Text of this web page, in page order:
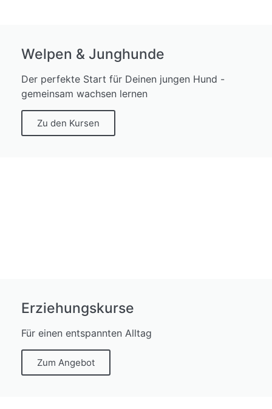
Welpen & Junghunde
Der perfekte Start für Deinen jungen Hund -
gemeinsam wachsen lernen
Zu den Kursen
Erziehungskurse
Für einen entspannten Alltag
Zum Angebot